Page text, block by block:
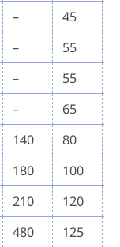
– 45
– 55
– 55
– 65
140 80
180 100
210 120
480 125